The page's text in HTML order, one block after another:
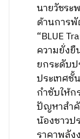
นายวัชระ
ด้านการ
“BLUE
ความยั่ง
ยกระดับป
ประเทศ
กำชับให้ก
ปัญหาสำ
น้องชาว
ราคาพลัง